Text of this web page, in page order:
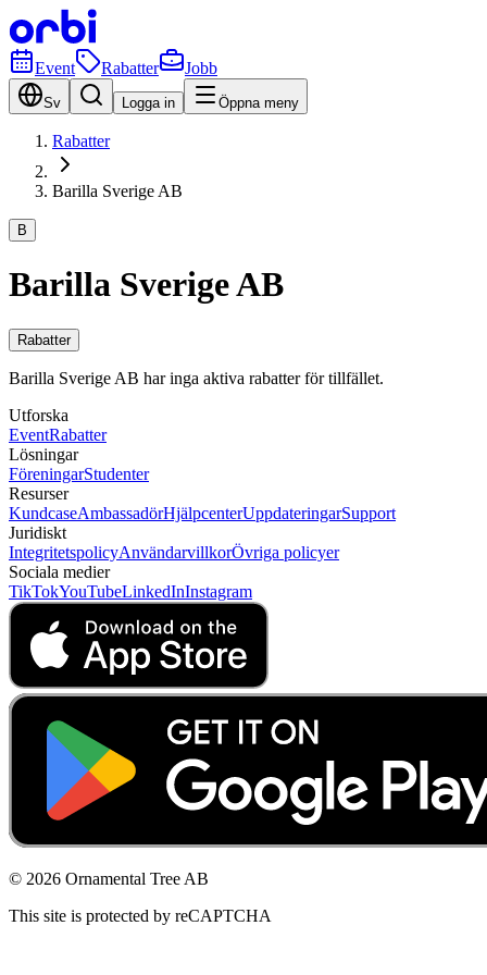
Event Rabatter Jobb
Sv Logga in Öppna meny
Rabatter
Barilla Sverige AB
B
Barilla Sverige AB
Rabatter
Barilla Sverige AB har inga aktiva rabatter för tillfället.
Utforska
EventRabatter
Lösningar
FöreningarStudenter
Resurser
KundcaseAmbassadörHjälpcenterUppdateringarSupport
Juridiskt
IntegritetspolicyAnvändarvillkorÖvriga policyer
Sociala medier
TikTokYouTubeLinkedInInstagram
© 2026 Ornamental Tree AB
This site is protected by reCAPTCHA